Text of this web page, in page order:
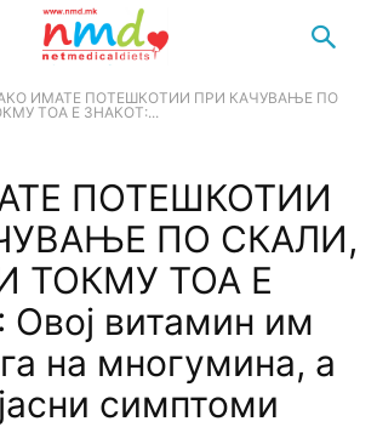
ИМАТЕ ПОТЕШКОТИИ ПРИ КАЧУВАЊЕ ПО
ТОА Е ЗНАКОТ:...
ПОТЕШКОТИИ
ПО СКАЛИ,
ТОКМУ ТОА Е
витамин им
на многумина, а
симптоми